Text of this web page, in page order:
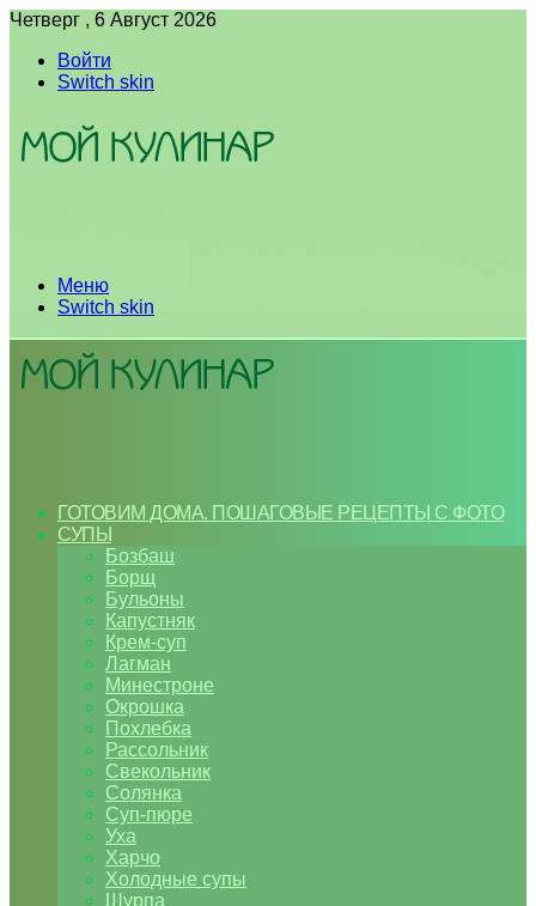
Четверг , 6 Август 2026
Войти
Switch skin
Меню
Switch skin
ГОТОВИМ ДОМА. ПОШАГОВЫЕ РЕЦЕПТЫ С ФОТО
СУПЫ
Бозбаш
Борщ
Бульоны
Капустняк
Крем-суп
Лагман
Минестроне
Окрошка
Похлебка
Рассольник
Свекольник
Солянка
Суп-пюре
Уха
Харчо
Холодные супы
Шурпа